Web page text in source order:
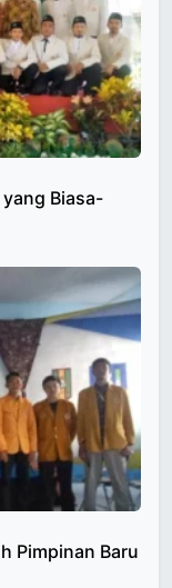
Biasa-
Pimpinan Baru